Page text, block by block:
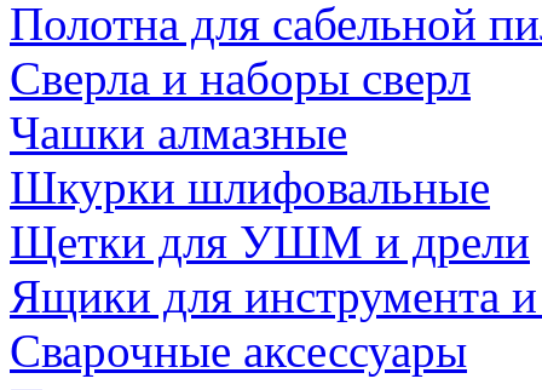
Полотна для сабельной
Сверла и наборы сверл
Чашки алмазные
Шкурки шлифовальные
Щетки для УШМ и дрели
Ящики для инструмента
Сварочные аксессуары